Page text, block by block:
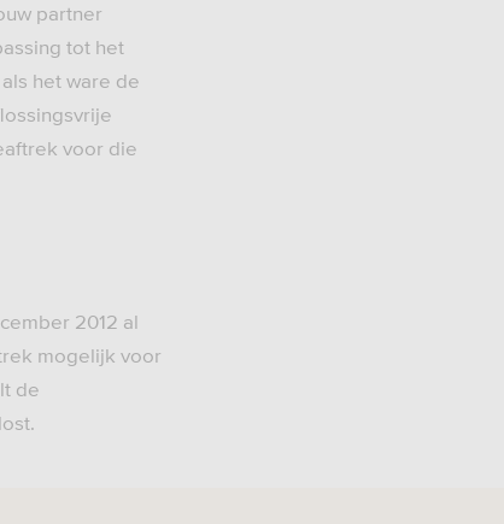
partner
tot het
het ware de
voor die
2012 al
mogelijk voor
de